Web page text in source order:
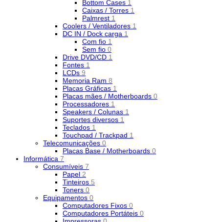
Bottom Cases 1
Caixas / Torres 1
Palmrest 1
Coolers / Ventiladores 1
DC IN / Dock carga 1
Com fio 1
Sem fio 0
Drive DVD/CD 1
Fontes 1
LCDs 9
Memoria Ram 8
Placas Gráficas 1
Placas mães / Motherboards 0
Processadores 1
Speakers / Colunas 1
Suportes diversos 1
Teclados 1
Touchpad / Trackpad 1
Telecomunicações 0
Placas Base / Motherboards 0
Informática 7
Consumíveis 7
Papel 2
Tinteiros 5
Toners 0
Equipamentos 0
Computadores Fixos 0
Computadores Portáteis 0